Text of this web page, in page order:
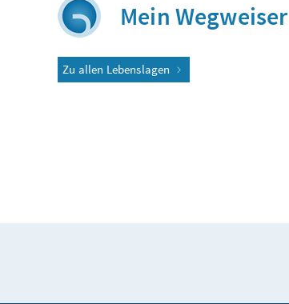
Mein Wegweiser
Zu allen Lebenslagen